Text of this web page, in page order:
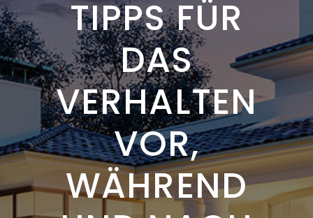
TIPPS FÜR
DAS
VERHALTEN
VOR,
WÄHREND